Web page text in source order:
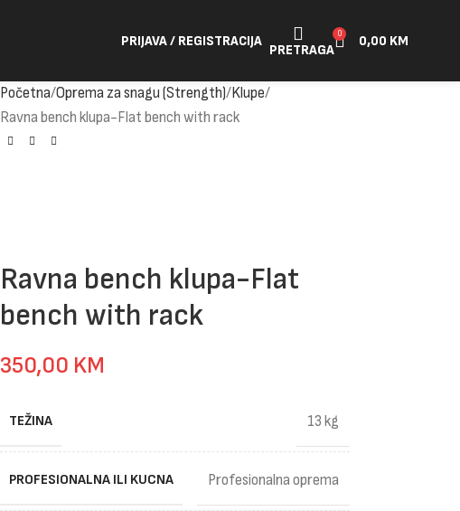
PRIJAVA / REGISTRACIJA
PRETRAGA
0 0,00 KM
Početna Oprema za snagu (Strength) Klupe
Ravna bench klupa-Flat bench with rack
Ravna bench klupa-Flat
bench with rack
350,00 KM
TEŽINA 13 kg
PROFESIONALNA ILI KUCNA Profesionalna oprema